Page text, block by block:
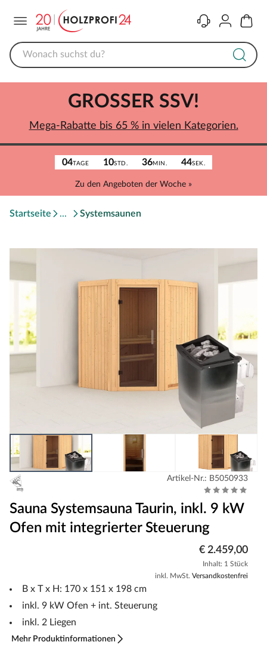
KontaktKonto
04TAGE 10STD. 36MIN. 44SEK.
Zu den Angeboten der Woche »
GROSSER SSV!
Mega-Rabatte bis 65 % in vielen Kategorien.
Startseite Systemsaunen
Artikel-Nr.: B5050933
Sauna Systemsauna Taurin, inkl. 9 kW
Ofen mit integrierter Steuerung
€ 2.459,00
Inhalt: 1 Stück
inkl. MwSt. Versandkostenfrei
B x T x H: 170 x 151 x 198 cm
inkl. 9 kW Ofen + int. Steuerung
inkl. 2 Liegen
Mehr Produktinformationen